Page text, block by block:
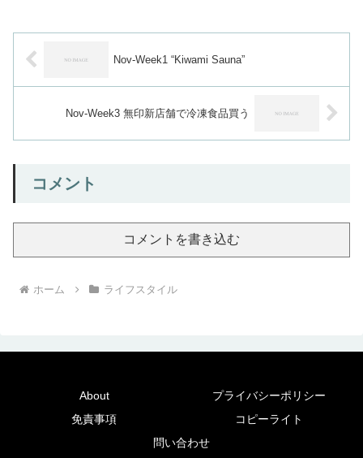
Nov-Week1 “Kiwami Sauna”
Nov-Week3 無印新店舗で冷凍食品買う
コメント
コメントを書き込む
ホーム ライフスタイル
About
プライバシーポリシー
免責事項
コピーライト
問い合わせ